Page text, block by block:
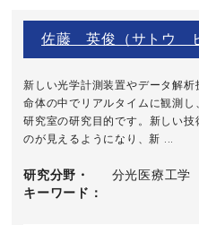
佐藤 英俊（サトウ ヒ
新しい光学計測装置やデータ解
命体の中でリアルタイムに観測
研究室の研究目的です。新しい
のが見えるようになり、新 ...
研究分野・
キーワード
分光医療工学